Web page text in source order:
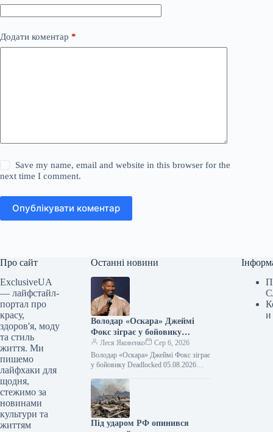
Додати коментар *
Save my name, email and website in this browser for the
next time I comment.
Опублікувати коментар
Про сайт
ExclusiveUA
— лайфстайл-
портал про
красу,
здоров'я, моду
та стиль
життя. Ми
пишемо
лайфхаки для
щодня,
стежимо за
новинами
культури та
життям
Останні новини
Володар «Оскара» Джеймі
Фокс зіграє у бойовику
Deadlocked
Леся Яковенко
Сер 6, 2026
Володар «Оскара» Джеймі Фокс зіграє
у бойовику Deadlocked 05.08.2026
лауреат премії «Оскар» Джеймі Фокс
зіграє головну…
Під ударом РФ опинився
и